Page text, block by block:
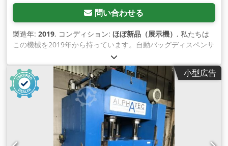
問い合わせる
製造年: 2019, コンディション: ほぼ新品（展示機） , 私たちは
この機械を2019年から持っています。自動バッグディスペンサ
ー付きで、1パスで3枚のラベルを貼ることができます（最初の
面 に2枚、別の面に1枚）。 電圧 220V/1PH 50/60HZ 総電力
3.7KW 最大電流17A ラベルの高さ 10-120mm ラベル長さ 15-
350mm ペーパー ローラーの内部の直径 76mm ペーパー ロー
ラーの外の直径 360mm の中では ラベリング対象物直径15-
150mm Cedpfxei Dxupj Aahsrf 分類の目的の長さ 20-250mm
ラベリング速度 12-35M/min コンベヤーベルト速度 0-
35M/min これについての質問があったら、私達に連絡するこ
とを躊躇しないで下さい。
小型広告